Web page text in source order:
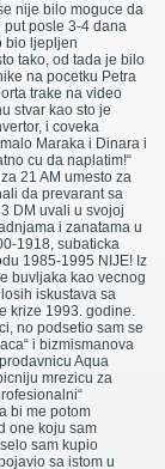
nije bilo moguce da
put posle 3-4 dana
bio ljepljen
tako, od tada je bilo
na pocetku Petra
trake na video
stvar kao sto je
i coveka
Maraka i Dinara i
cu da naplatim!“
21 AM umesto za
da prevarant sa
DM uvali u svojoj
i zanatama u
1918, subaticka
1985-1995 NIJE! Iz
buvljaka kao vecnog
iskustava sa
krize 1993. godine.
no podsetio sam se
i bizmismanova
Aqua
mrezicu za
bi me potom
one koju sam
sam kupio
sa istom u